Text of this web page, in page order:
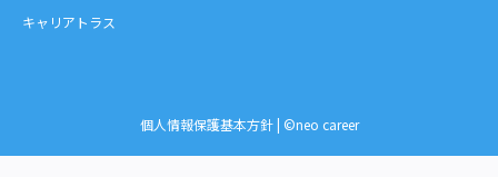
キャリアトラス
個人情報保護基本方針| ©neo career